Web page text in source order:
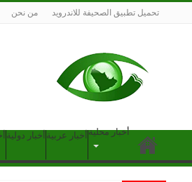
تحميل تطبيق الصحيفة للاندرويد من نحن
أخبار محلية أخبار عربية أخبار دولية